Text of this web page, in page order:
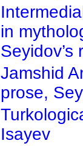
in
Jamshid
prose,
Isayev